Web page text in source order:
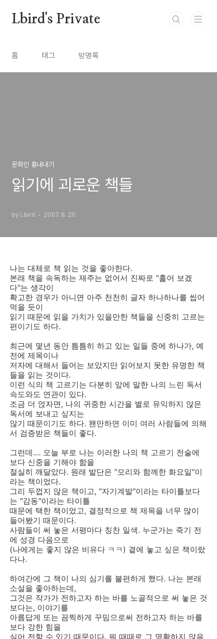
Lbird's Private
홈 태그 방명록
문화인 흉내내기
읽기에 괴로운 책들
by Lbird 2007. 8. 20.
나는 대체로 책 읽는 것을 좋아한다.
본래 책을 속독하는 재주는 없어서 진짜로 "훑어 보겠
다"는 생각이
확고한 경우가 아니면 아주 천천히 글자 하나하나를 씹어
먹을 듯이
읽기 때문에 읽을 가치가 있을만한 책들을 신중히 고르는
편이기도 하다.
최근에 몇년 동안 틈틈히 하고 있는 일들 중에 하나가, 예
전에 제목이나
저자에 대해서 들어는 보았지만 읽어보지 못한 유명한 책
들을 읽는 것이다.
이런 식의 책 고르기는 다분히 앞에 말한 나의 느린 독서
속도와도 연관이 있다.
조금 더 얹자면, 나의 귀중한 시간을 별로 유익하지 않은
독서에 보내고 싶지는
않기 때문이기도 하다. 왠만하면 이미 여러 사람들에 의해
서 검증받은 책들이 좋다.
그런데.... 오늘 부로 나는 이러한 나의 책 고르기 전술에
보다 신중을 기해야 함을
절실히 깨달았다. 원래 발단은 "모리와 함께한 화요일"이
라는 책이었다.
그리 두껍지 않은 책이고, "자기계발"이라는 타이틀보다
는 "감동"이라는 타이틀
때문에 택한 책이었고, 결정적으로 책 제목을 너무 많이
들어봤기 때문이다.
사람들이 써 놓은 서평마다 칭찬 일색. 누군가는 죽기 전
에 성경 다음으로
(나에게는 좋지 않은 비유다 ㅋㅋ) 곁에 놓고 싶은 책이랐
다나.
하여간에 그 책이 나의 심기를 불편하게 했다. 나는 본래
소설을 좋아하는데,
그것은 작가가 전하고자 하는 바를 노골적으로 써 놓은 것
보다는, 이야기를
아름답게 또는 끔찍하게 꾸밈으로써 전하고자 하는 바를
보다 강한 힘을
실어 전할 수 있기 때문이다. 뭐 때때로 그 명확하지 않음